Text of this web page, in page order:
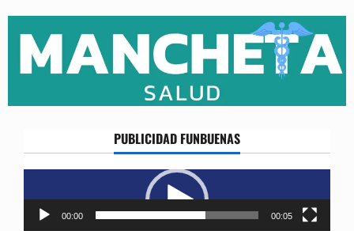
content
PUBLICIDAD FUNBUENAS
Reproductor
de
vídeo
00:00 00:05